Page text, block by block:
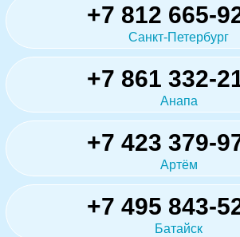
+7 812 665-
Санкт-Петербург
+7 861 332-
Анапа
+7 423 379-
Артём
+7 495 843-
Батайск